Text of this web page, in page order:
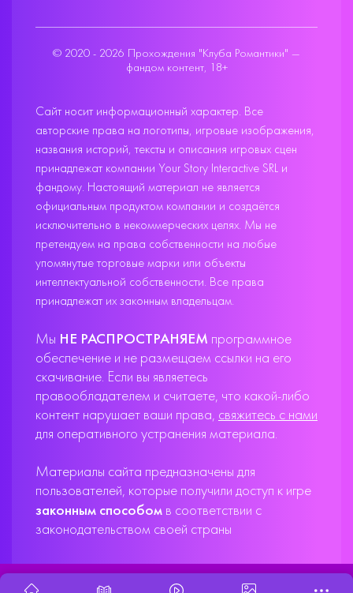
© 2020 - 2026 Прохождения "Клуба Романтики" —
фандом контент, 18+
Сайт носит информационный характер. Все
авторские права на логотипы, игровые изображения,
названия историй, тексты и описания игровых сцен
принадлежат компании Your Story Interactive SRL и
фандому. Настоящий материал не является
официальным продуктом компании и создаётся
исключительно в некоммерческих целях. Мы не
претендуем на права собственности на любые
упомянутые торговые марки или объекты
интеллектуальной собственности. Все права
принадлежат их законным владельцам.
Мы НЕ РАСПРОСТРАНЯЕМ программное
обеспечение и не размещаем ссылки на его
скачивание. Если вы являетесь
правообладателем и считаете, что какой-либо
контент нарушает ваши права, свяжитесь с нами
для оперативного устранения материала.
Материалы сайта предназначены для
пользователей, которые получили доступ к игре
законным способом в соответствии с
законодательством своей страны
X33T10